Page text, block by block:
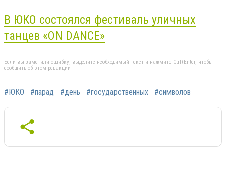
В ЮКО состоялся фестиваль уличных
танцев «ON DANCE»
Если вы заметили ошибку, выделите необходимый текст и нажмите Ctrl+Enter, чтобы
сообщить об этом редакции
#ЮКО #парад #день #государственных #символов